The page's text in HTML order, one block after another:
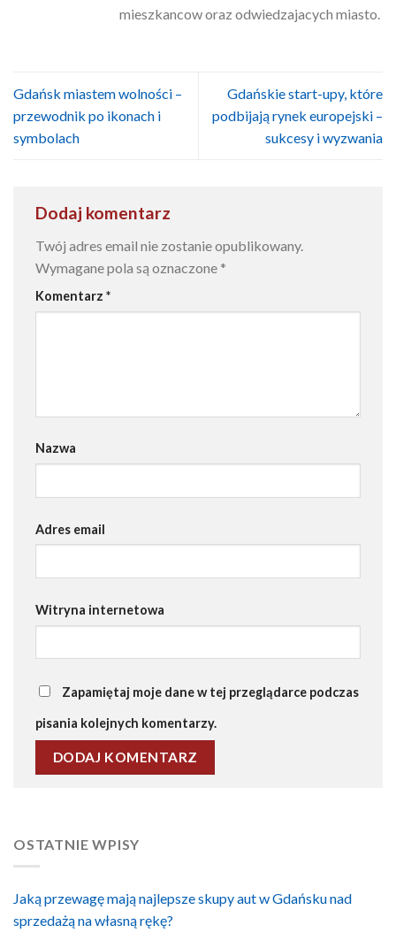
mieszkancow oraz odwiedzajacych miasto.
Gdańsk miastem wolności –
przewodnik po ikonach i
symbolach
Gdańskie start-upy, które
podbijają rynek europejski –
sukcesy i wyzwania
Dodaj komentarz
Twój adres email nie zostanie opublikowany.
Wymagane pola są oznaczone *
Komentarz *
Nazwa
Adres email
Witryna internetowa
Zapamiętaj moje dane w tej przeglądarce podczas
pisania kolejnych komentarzy.
OSTATNIE WPISY
Jaką przewagę mają najlepsze skupy aut w Gdańsku nad
sprzedażą na własną rękę?